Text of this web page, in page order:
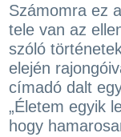
Számomra ez
tele van az
szóló
elején
címadó dalt
„Életem egyik
hogy